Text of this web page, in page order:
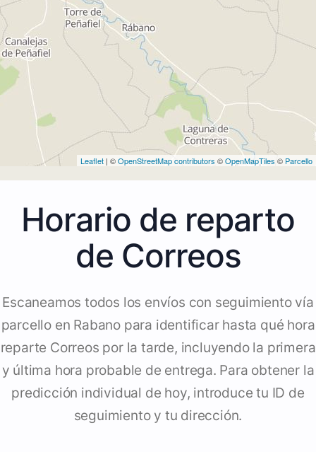
Leaflet | ©OpenStreetMap contributors ©OpenMapTiles © Parcello
Horario de reparto
de Correos
Escaneamos todos los envíos con seguimiento vía
parcello en Rabano para identificar hasta qué hora
reparte Correos por la tarde, incluyendo la primera
y última hora probable de entrega. Para obtener la
predicción individual de hoy, introduce tu ID de
seguimiento y tu dirección.